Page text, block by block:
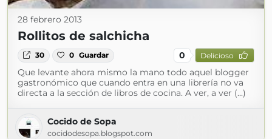
28 febrero 2013
Rollitos de salchicha
30 0 Guardar 0 Delicioso
Que levante ahora mismo la mano todo aquel blogger
gastronómico que cuando entra en una librería no va
directa a la sección de libros de cocina. A ver, a ver (...)
Cocido de Sopa
cocidodesopa.blogspot.com